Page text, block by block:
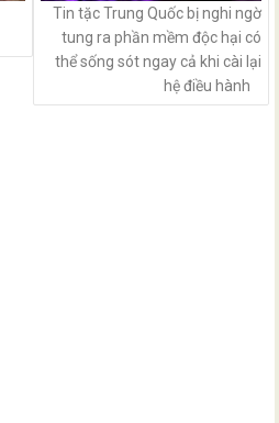
Tin tặc Trung Quốc bị nghi ngờ
tung ra phần mềm độc hại có
thể sống sót ngay cả khi cài lại
hệ điều hành